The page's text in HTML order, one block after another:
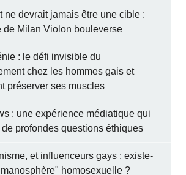
ne devrait jamais être une cible :
de Milan Violon bouleverse
: le défi invisible du
chez les hommes gais et
préserver ses muscles
: une expérience médiatique qui
profondes questions éthiques
et influenceurs gays : existe-
homosexuelle ?